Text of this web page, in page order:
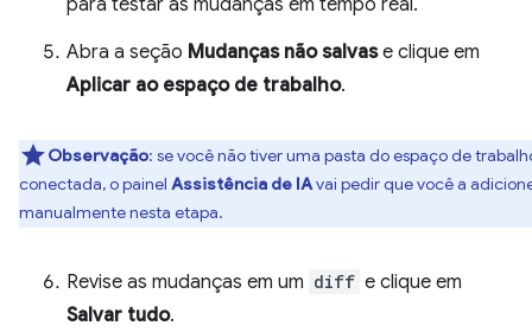
Abra a seção Mudanças não salvase clique em
Aplicar ao espaço de trabalho.
Observação: se você não tiver uma pasta do espaço de
conectada, o painel Assistência de IAvai pedir que você a
manualmente nesta etapa.
Revise as mudanças em um diff e clique em
Salvar tudo.